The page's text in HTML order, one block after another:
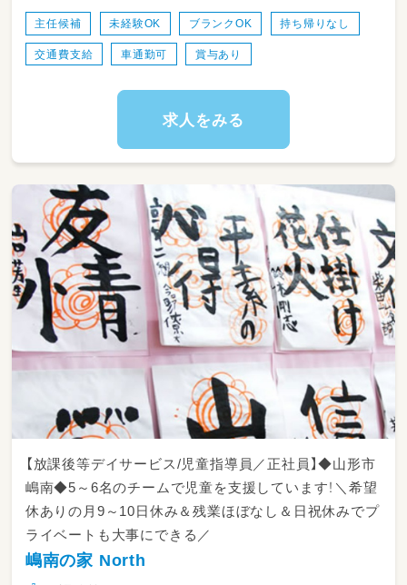
基本的な業務
・お子さん一人ひとりに合わせた個別療育（1人
・2～4名程度の小集団療育（ボードゲームなど
・保護者への連絡帳記入、面談対応
・行事の準備（夏祭り・クリスマス会など、年間1
3回予定）
【勤務時間について】
・1ヶ月単位の変形労働時間制を採用していま
す。詳細は面接の際にお問い合わせください。
・下記の一日の業務例はあくまで目安であり、業
務量によって多少前後します。
◆常勤の一日の業務（平日）◆ 一日2ケース（個
10:00 出勤
10:00～10:30 モーニングミーティング
主任候補 未経験OK ブランクOK 持ち帰りなし
交通費支給 車通勤可 賞与あり
求人をみる
【放課後等デイサービス/児童指導員／正社員】◆山形市
嶋南◆5～6名のチームで児童を支援しています！＼希望
休ありの月9～10日休み＆残業ほぼなし＆日祝休みでプ
ライベートも大事にできる／
嶋南の家 North